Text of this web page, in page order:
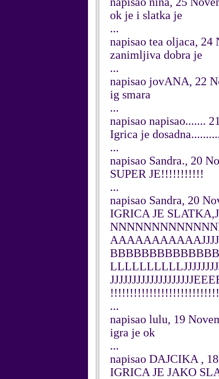
ok je i slatka je
...
napisao tea oljaca, 24
zanimljiva dobra je
...
napisao jovANA, 22
ig smara
...
napisao napisao.......
Igrica je
...
napisao Sandra., 20
SUPER JE!!!!!!!!!!!
...
napisao Sandra, 20
IGRICA JE
...
napisao lulu, 19
igra je ok
...
napisao DAJCIKA ,
IGRICA JE JAKO